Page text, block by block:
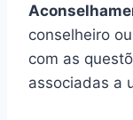
conselheiro
com as
associadas a